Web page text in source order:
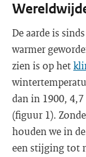
De aarde is
warmer
zien is op het
dan in 1900,
(figuur 1).
houden we in
een stijging tot